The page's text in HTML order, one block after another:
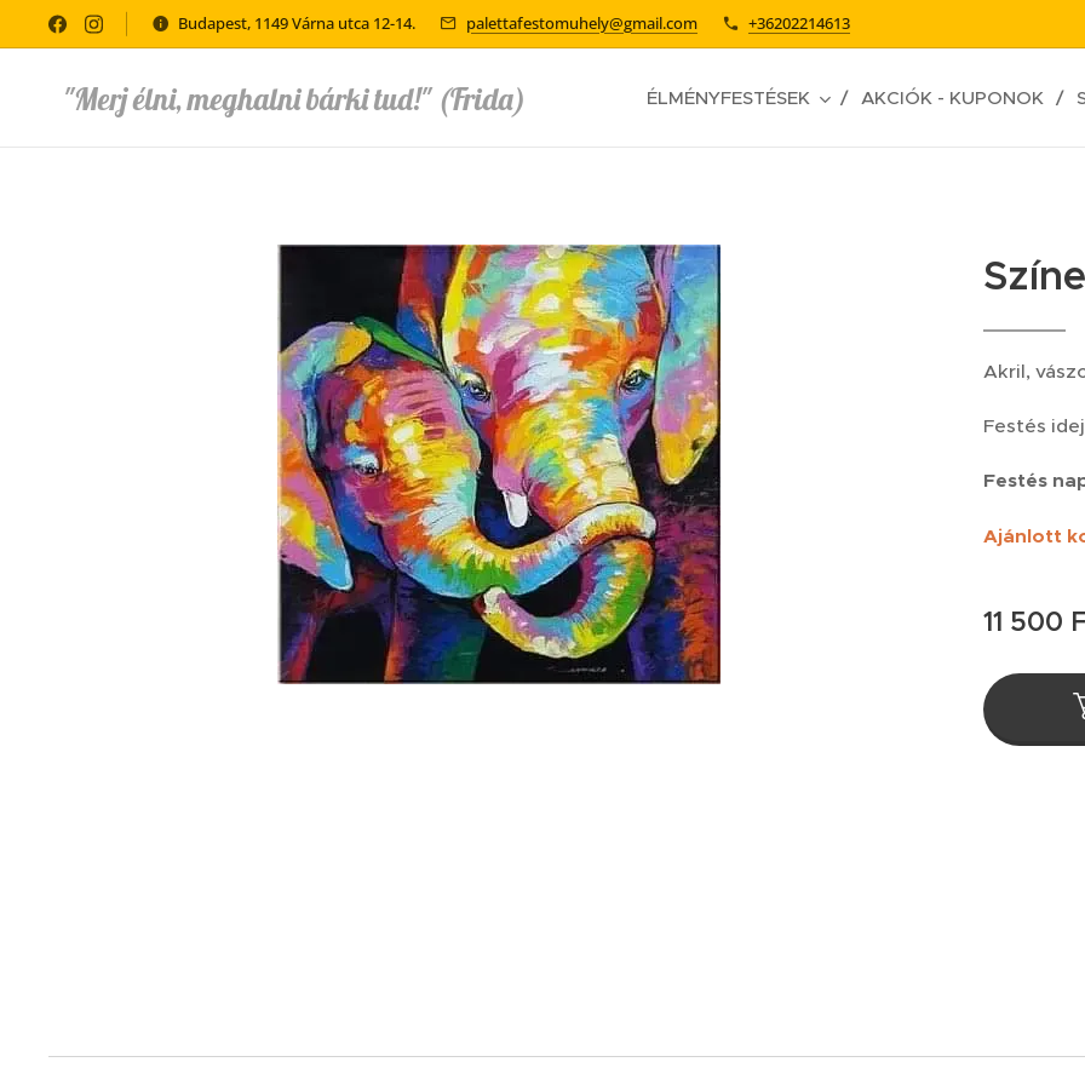
Budapest, 1149 Várna utca 12-14. palettafestomuhely@gmail.com +36202214613
"Merj élni, meghalni bárki tud!" (Frida) ÉLMÉNYFESTÉSEK AKCIÓK - KUPONOK
Akril,
Festés
Festés
Ajánlott
11 500